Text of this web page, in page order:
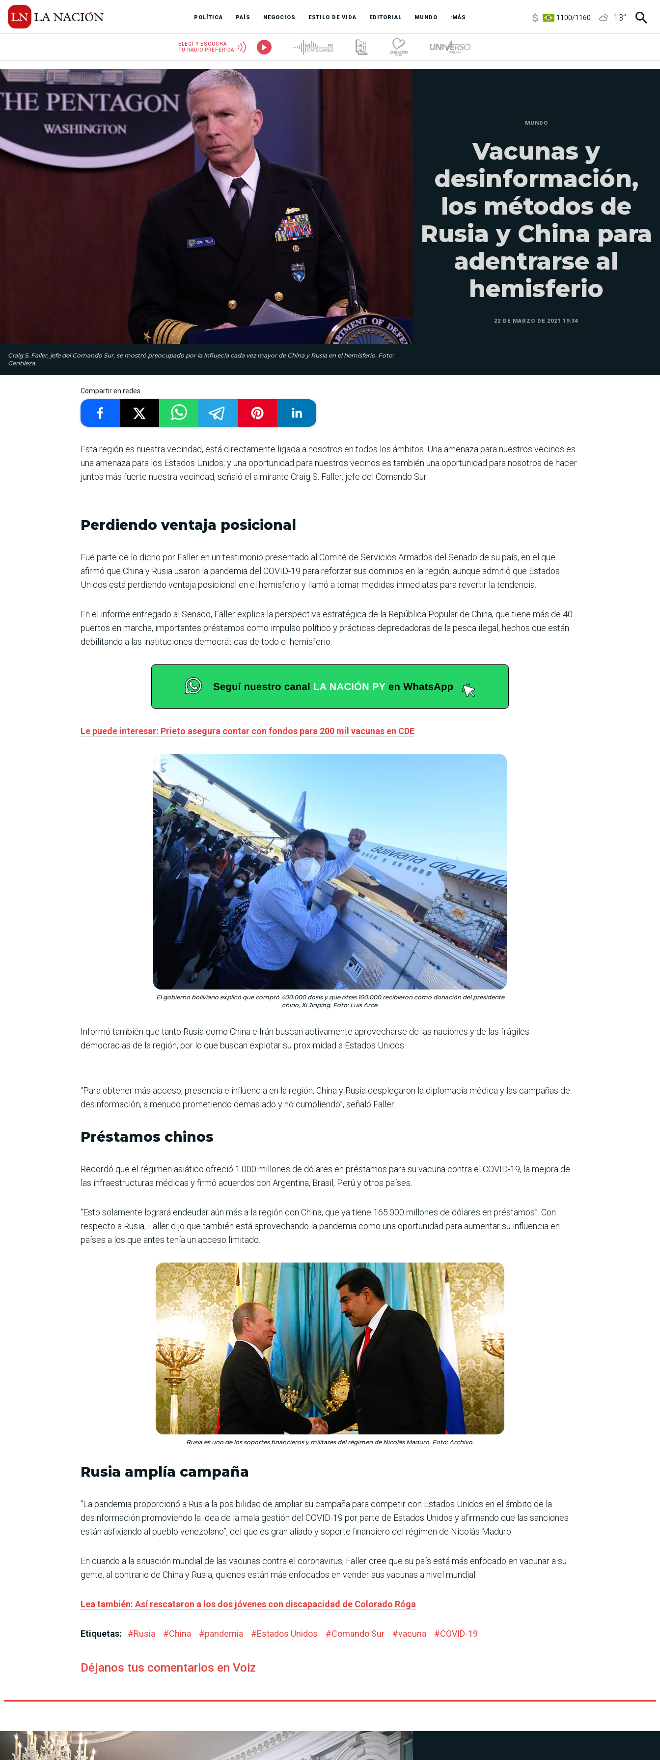
POLÍTICA PAÍS NEGOCIOS ESTILO DE VIDA EDITORIAL MUNDO :MÁS
3,8/4
13°
ELEGÍ Y ESCUCHÁ
TU RADIO PREFERIDA
Craig S. Faller, jefe del Comando Sur, se mostró preocupado por la influecia cada vez mayor de China y Rusia en el hemisferio. Foto:
Gentileza.
MUNDO
Vacunas y
desinformación,
los métodos de
Rusia y China para
adentrarse al
hemisferio
22 DE MARZO DE 2021 19:34
Compartir en redes
Esta región es nuestra vecindad, está directamente ligada a nosotros en todos los ámbitos. Una amenaza para nuestros vecinos es
una amenaza para los Estados Unidos; y una oportunidad para nuestros vecinos es también una oportunidad para nosotros de hacer
juntos más fuerte nuestra vecindad, señaló el almirante Craig S. Faller, jefe del Comando Sur.
Perdiendo ventaja posicional
Fue parte de lo dicho por Faller en un testimonio presentado al Comité de Servicios Armados del Senado de su país, en el que
afirmó que China y Rusia usaron la pandemia del COVID-19 para reforzar sus dominios en la región, aunque admitió que Estados
Unidos está perdiendo ventaja posicional en el hemisferio y llamó a tomar medidas inmediatas para revertir la tendencia.
En el informe entregado al Senado, Faller explica la perspectiva estratégica de la República Popular de China, que tiene más de 40
puertos en marcha, importantes préstamos como impulso político y prácticas depredadoras de la pesca ilegal, hechos que están
debilitando a las instituciones democráticas de todo el hemisferio.
Le puede interesar: Prieto asegura contar con fondos para 200 mil vacunas en CDE
El gobierno boliviano explicó que compró 400.000 dosis y que otras 100.000 recibieron como donación del presidente
chino, Xi Jinping. Foto: Luis Arce.
Informó también que tanto Rusia como China e Irán buscan activamente aprovecharse de las naciones y de las frágiles
democracias de la región, por lo que buscan explotar su proximidad a Estados Unidos.
“Para obtener más acceso, presencia e influencia en la región, China y Rusia desplegaron la diplomacia médica y las campañas de
desinformación, a menudo prometiendo demasiado y no cumpliendo”, señaló Faller.
Préstamos chinos
Recordó que el régimen asiático ofreció 1.000 millones de dólares en préstamos para su vacuna contra el COVID-19, la mejora de
las infraestructuras médicas y firmó acuerdos con Argentina, Brasil, Perú y otros países.
“Esto solamente logrará endeudar aún más a la región con China, que ya tiene 165.000 millones de dólares en préstamos”. Con
respecto a Rusia, Faller dijo que también está aprovechando la pandemia como una oportunidad para aumentar su influencia en
países a los que antes tenía un acceso limitado.
Rusia es uno de los soportes financieros y militares del régimen de Nicolás Maduro. Foto: Archivo.
Rusia amplía campaña
“La pandemia proporcionó a Rusia la posibilidad de ampliar su campaña para competir con Estados Unidos en el ámbito de la
desinformación promoviendo la idea de la mala gestión del COVID-19 por parte de Estados Unidos y afirmando que las sanciones
están asfixiando al pueblo venezolano”, del que es gran aliado y soporte financiero del régimen de Nicolás Maduro.
En cuando a la situación mundial de las vacunas contra el coronavirus, Faller cree que su país está más enfocado en vacunar a su
gente, al contrario de China y Rusia, quienes están más enfocados en vender sus vacunas a nivel mundial.
Lea también: Así rescataron a los dos jóvenes con discapacidad de Colorado Róga
Etiquetas: #Rusia #China #pandemia #Estados Unidos #Comando Sur #vacuna #COVID-19
Déjanos tus comentarios en Voiz